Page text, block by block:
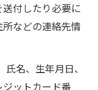
付したり必要に
などの連絡先情
名、生年月日、
ットカード番